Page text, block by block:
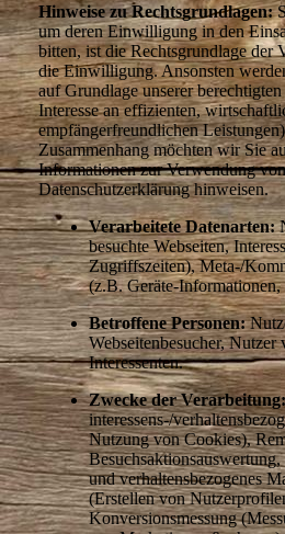
Hinweise zu Rechtsgrundlagen:
um deren Einwilligung in den
bitten, ist die Rechtsgrundlage der
die Einwilligung. Ansonsten
auf Grundlage unserer
Interesse an effizienten,
empfängerfreundlichen
Zusammenhang möchten wir Sie
Informationen zur Verwendung
Datenschutzerklärung hinweisen.
Verarbeitete Datenarten:
besuchte Webseiten,
Zugriffszeiten), Meta-/
(z.B. Geräte-Informationen,
Betroffene Personen:
Webseitenbesucher,
Interessenten.
Zwecke der Verarbeitung:
interessens-/
Nutzung von Cookies),
Besuchsaktionsauswertung,
und verhaltensbezogenes
(Erstellen von
Konversionsmessung